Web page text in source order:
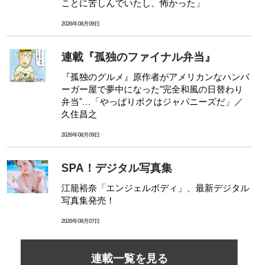
ことに苦しんでいたし、怖かった」
2026年08月09日
連載『孤独のファイナル弁当』
『孤独のグルメ』原作者がアメリカンなハンバ
ーガー屋で夢中になった“完全和風の日替わり
弁当”…「やっぱりボクはジャパニーズだ」／
久住昌之
2026年08月09日
SPA！デジタル写真集
江籠裕奈「エンジェルボディ」、最新デジタル
写真集発売！
2026年08月07日
連載一覧を見る